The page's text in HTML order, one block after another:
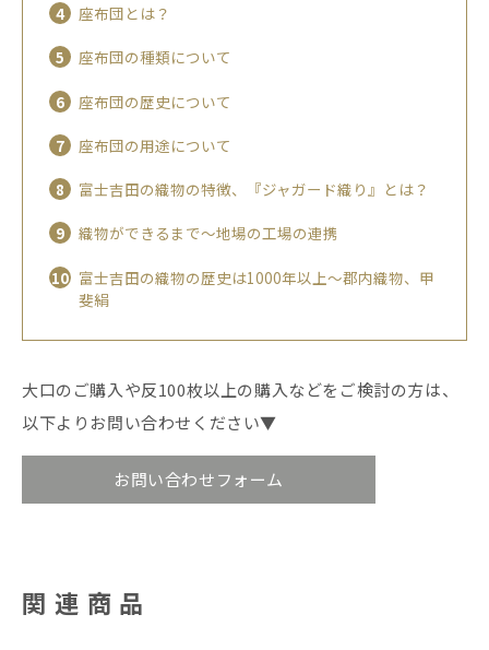
座布団とは？
座布団の種類について
座布団の歴史について
座布団の用途について
富士吉田の織物の特徴、『ジャガード織り』とは？
織物ができるまで〜地場の工場の連携
富士吉田の織物の歴史は1000年以上〜郡内織物、甲
斐絹
大口のご購入や反100枚以上の購入などをご検討の方は、
以下よりお問い合わせください▼
お問い合わせフォーム
関連商品